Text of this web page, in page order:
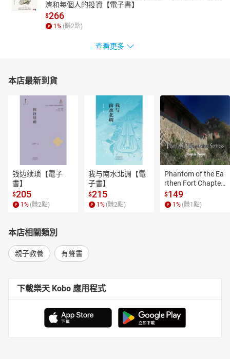
濟和每個人的投資【電子書】
$266
1 % (賺2點)
查看更多
本店最新到貨
钱边续琐【電子
書】
$205
1 % (賺2點)
我与南水北调【電
子書】
$215
1 % (賺2點)
Phantom of the Ea
rthen Fort Chapter
4【有聲書】
$149
1 % (賺1 點)
本店相關類別
親子教養 有聲書
下載樂天 Kobo 應用程式